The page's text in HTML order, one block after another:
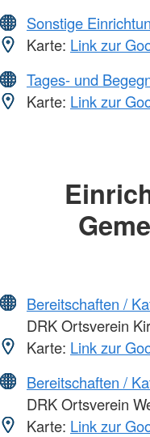
Sonstige
Karte: Link zur
Tages- und
Karte: Link zur
Bereitschaften /
DRK Ortsverein
Karte: Link zur
Bereitschaften /
DRK Ortsverein
Karte: Link zur